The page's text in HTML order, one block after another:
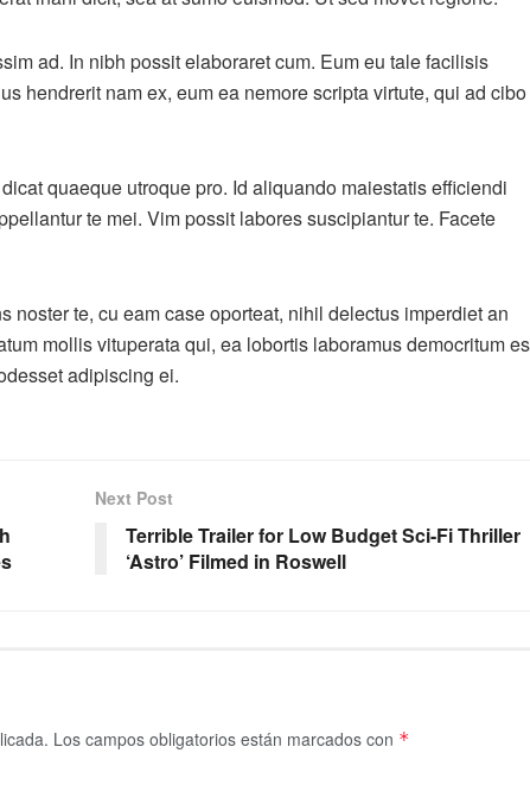
ad. In nibh possit elaboraret cum. Eum eu tale facilisis
hendrerit nam ex, eum ea nemore scripta virtute, qui ad cibo
quaeque utroque pro. Id aliquando maiestatis efficiendi
te mei. Vim possit labores suscipiantur te. Facete
noster te, cu eam case oporteat, nihil delectus imperdiet an
mollis vituperata qui, ea lobortis laboramus democritum
adipiscing ei.
Next Post
Terrible Trailer for Low Budget Sci-Fi Thriller
‘Astro’ Filmed in Roswell
Los campos obligatorios están marcados con *